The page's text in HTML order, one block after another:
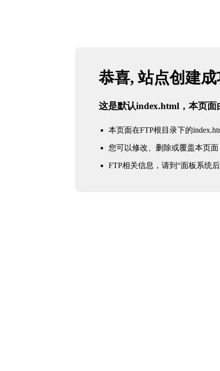
恭喜, 站点创建
这是默认index.html，本页面
本页面在FTP根目录下的
您可以修改、删除或覆盖本页面
FTP相关信息，请到“面板系统